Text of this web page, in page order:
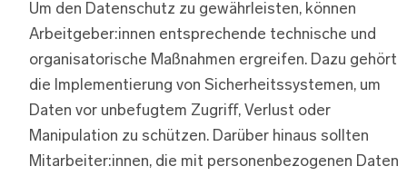
Um den Datenschutz zu gewährleisten, können
Arbeitgeber:innen entsprechende technische und
organisatorische Maßnahmen ergreifen. Dazu gehört
die Implementierung von Sicherheitssystemen, um
Daten vor unbefugtem Zugriff, Verlust oder
Manipulation zu schützen. Darüber hinaus sollten
Mitarbeiter:innen, die mit personenbezogenen Daten